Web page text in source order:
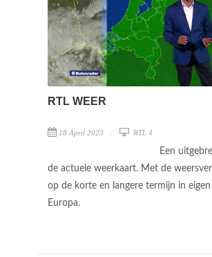
RTL WEER
18 April 2023 RTL 4
Een
de actuele weerkaart. Met de
op de korte en langere termijn in
Europa.